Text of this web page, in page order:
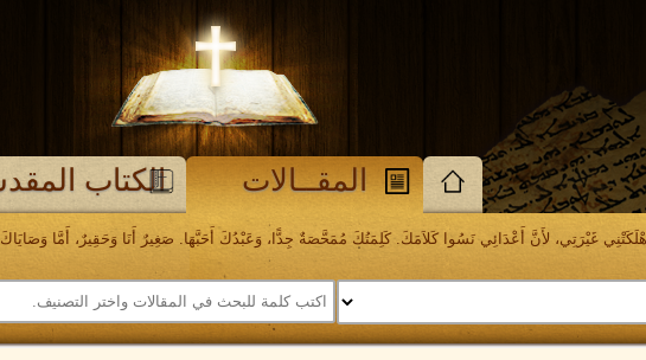
المقــالات الكتاب
غَيْرَتِي، لأَنَّ أَعْدَائِي نَسُوا كَلاَمَكَ. كَلِمَتُكَ مُمَحَّصَةٌ جِدًّا، وَعَبْدُكَ أَحَبَّهَا. صَغِيرٌ أَنَا وَحَقِيرٌ، أَمَّا وَصَايَاكَ فَلَمْ أَنْسَهَا.